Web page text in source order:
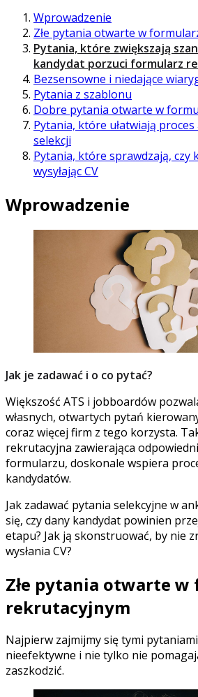
Wprowadzenie
Złe pytania otwarte w
Pytania, które zwiększają
kandydat porzuci formularz
Bezsensowne i niedające
Pytania z szablonu
Dobre pytania otwarte w
Pytania, które ułatwiają
selekcji
Pytania, które sprawdzają, czy
wysyłając CV
Wprowadzenie
Jak je zadawać i o co pytać?
Większość ATS i jobboardów
własnych, otwartych pytań
coraz więcej firm z tego korzysta.
rekrutacyjna zawierająca
formularzu, doskonale wspiera
kandydatów.
Jak zadawać pytania selekcyjne w
się, czy dany kandydat powinien
etapu? Jak ją skonstruować, by nie
wysłania CV?
Złe pytania otwarte
rekrutacyjnym
Najpierw zajmijmy się tymi
nieefektywne i nie tylko nie
zaszkodzić.